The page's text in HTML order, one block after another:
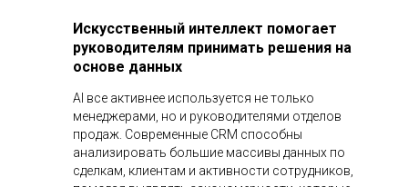
Искусственный интеллект помогает
руководителям принимать решения на
основе данных
AI все активнее используется не только
менеджерами, но и руководителями отделов
продаж. Современные CRM способны
анализировать большие массивы данных по
сделкам, клиентам и активности сотрудников,